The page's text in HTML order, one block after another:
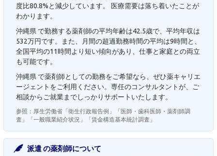
度比80.8%と減少しています。 医療需要は落ち着いたことが
わかります。
沖縄県 で勤務する薬剤師の平均年齢は42.5歳で、平均年収は
532万円です。また、月間の超過勤務時間の平均は9時間と、
全国平均の11時間より短い傾向があり、仕事と家庭との両立
も可能です。
沖縄県 で薬剤師としての勤務をご希望なら、ぜひ薬キャリエ
ージェントをご利用ください。専任のコンサルタントが、ご
相談からご就業までしっかりサポートいたします。
参照：厚生労働省「衛生行政報告例」「医師・歯科医師・薬剤師調
査」「一般職業紹介状況」「賃金構造基本統計調査」
派遣 の薬剤師について